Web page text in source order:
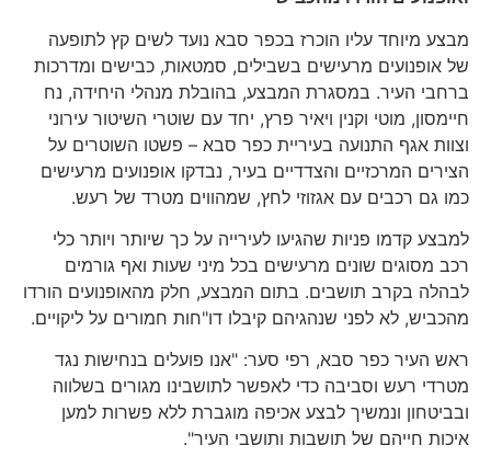
מבצע מיוחד עליו הוכרז בכפר סבא נועד לשים קץ לתופעה
של אופנועים מרעישים בשבילים, סמטאות, כבישים ומדרכות
ברחבי העיר. במסגרת המבצע, בהובלת מנהלי היחידה, נח
חיימסון, מוטי וקנין ויאיר פרץ, יחד עם שוטרי השיטור עירוני
וצוות אגף התנועה בעיריית כפר סבא – פשטו השוטרים על
הצירים המרכזיים והצדדיים בעיר, נבדקו אופנועים מרעישים
כמו גם רכבים עם אגזוזי לחץ, שמהווים מטרד של רעש.
למבצע קדמו פניות שהגיעו לעירייה על כך שיותר ויותר כלי
רכב מסוגים שונים מרעישים בכל מיני שעות ואף גורמים
לבהלה בקרב תושבים. בתום המבצע, חלק מהאופנועים הורדו
מהכביש, לא לפני שנהגיהם קיבלו דו"חות חמורים על ליקויים.
ראש העיר כפר סבא, רפי סער: "אנו פועלים בנחישות נגד
מטרדי רעש וסביבה כדי לאפשר לתושבינו מגורים בשלווה
ובביטחון ונמשיך לבצע אכיפה מוגברת ללא פשרות למען
איכות חייהם של תושבות ותושבי העיר".